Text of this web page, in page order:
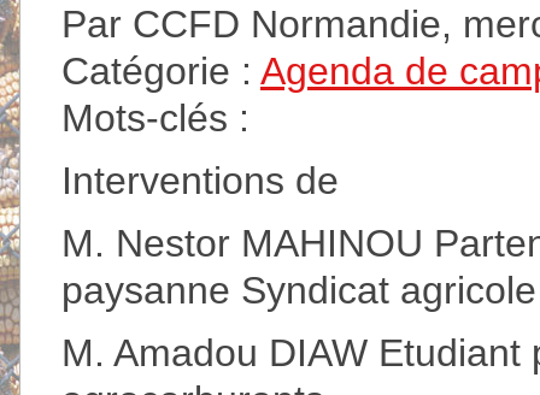
Par CCFD Normandie,
Catégorie : Agenda de
Mots-clés :
Interventions de
M. Nestor MAHINOU
paysanne Syndicat
M. Amadou DIAW